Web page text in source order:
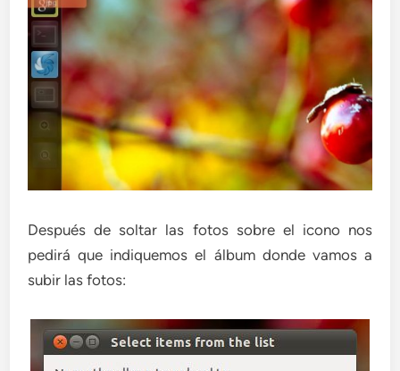
Después de soltar las fotos sobre el icono nos
pedirá que indiquemos el álbum donde vamos a
subir las fotos: